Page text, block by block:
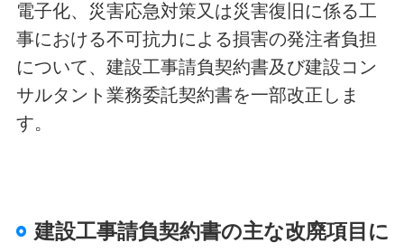
電子化、災害応急対策又は災害復旧に係る工
事における不可抗力による損害の発注者負担
について、建設工事請負契約書及び建設コン
サルタント業務委託契約書を一部改正しま
す。
建設工事請負契約書の主な改廃項目に